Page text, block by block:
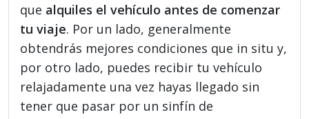
que alquiles el vehículo antes de comenzar
tu viaje. Por un lado, generalmente
obtendrás mejores condiciones que in situ y,
por otro lado, puedes recibir tu vehículo
relajadamente una vez hayas llegado sin
tener que pasar por un sinfín de